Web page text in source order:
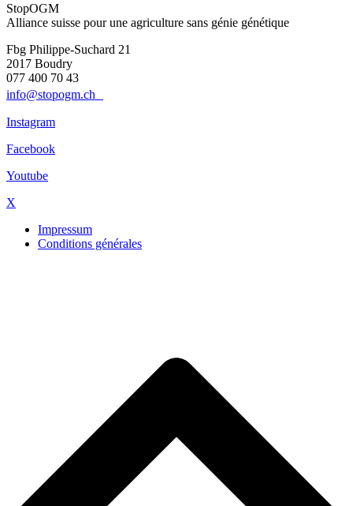
StopOGM
Alliance suisse pour une agriculture sans génie génétique
Fbg Philippe-Suchard 21
2017 Boudry
077 400 70 43
info@stopogm.ch
Instagram
Facebook
Youtube
X
Impressum
Conditions générales